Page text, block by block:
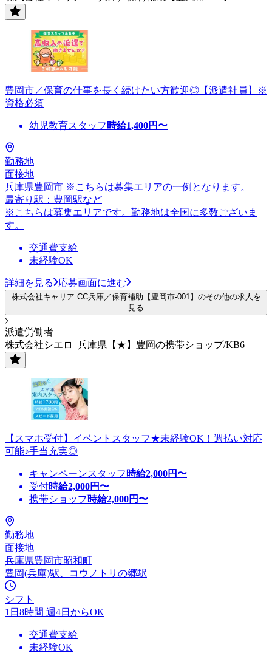
豊岡市／保育の仕事を長く続けたい方歓迎◎【派遣社員】※
資格必須
幼児教育スタッフ 時給1,400円〜
勤務地
面接地
兵庫県豊岡市 ※こちらは募集エリアの一例となります。
最寄り駅：豊岡駅など
※こちらは募集エリアです。勤務地は全国に多数ございま
す。
交通費支給
未経験OK
詳細を見る 応募画面に進む
株式会社キャリア CC兵庫／保育補助【豊岡市-001】のその他の求人を
見る
派遣労働者
株式会社シエロ_兵庫県【★】豊岡の携帯ショップ/KB6
【スマホ受付】イベントスタッフ★未経験OK！週払い対応
可能♪手当充実◎
キャンペーンスタッフ 時給2,000円〜
受付時給2,000円〜
携帯ショップ時給2,000円〜
勤務地
面接地
兵庫県豊岡市昭和町
豊岡(兵庫)駅、コウノトリの郷駅
シフト
1日8時間 週4日からOK
交通費支給
未経験OK